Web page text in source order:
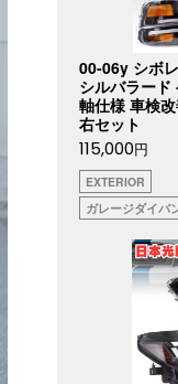
00-06y シボ
シルバラー
軸仕様 車検
右セット
115,000円
EXTERIOR
ガレージダイバ